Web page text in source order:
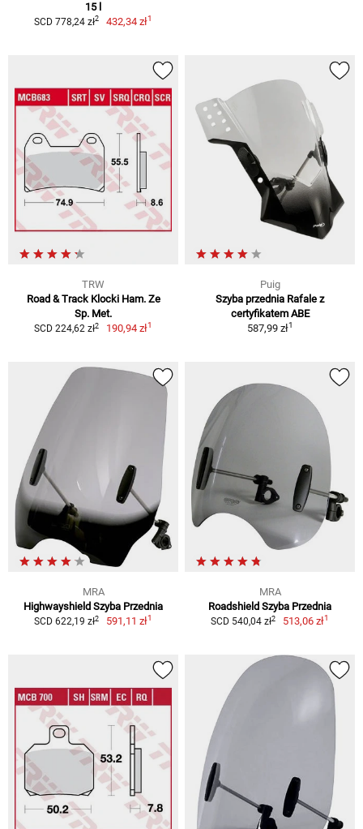
15 l
SCD 778,24 zł2 432,34 zł1
TRW
Road & Track Klocki Ham. Ze
Sp. Met.
SCD 224,62 zł2 190,94 zł1
Puig
Szyba przednia Rafale z
certyfikatem ABE
587,99 zł1
MRA
Highwayshield Szyba Przednia
SCD 622,19 zł2 591,11 zł1
MRA
Roadshield Szyba Przednia
SCD 540,04 zł2 513,06 zł1